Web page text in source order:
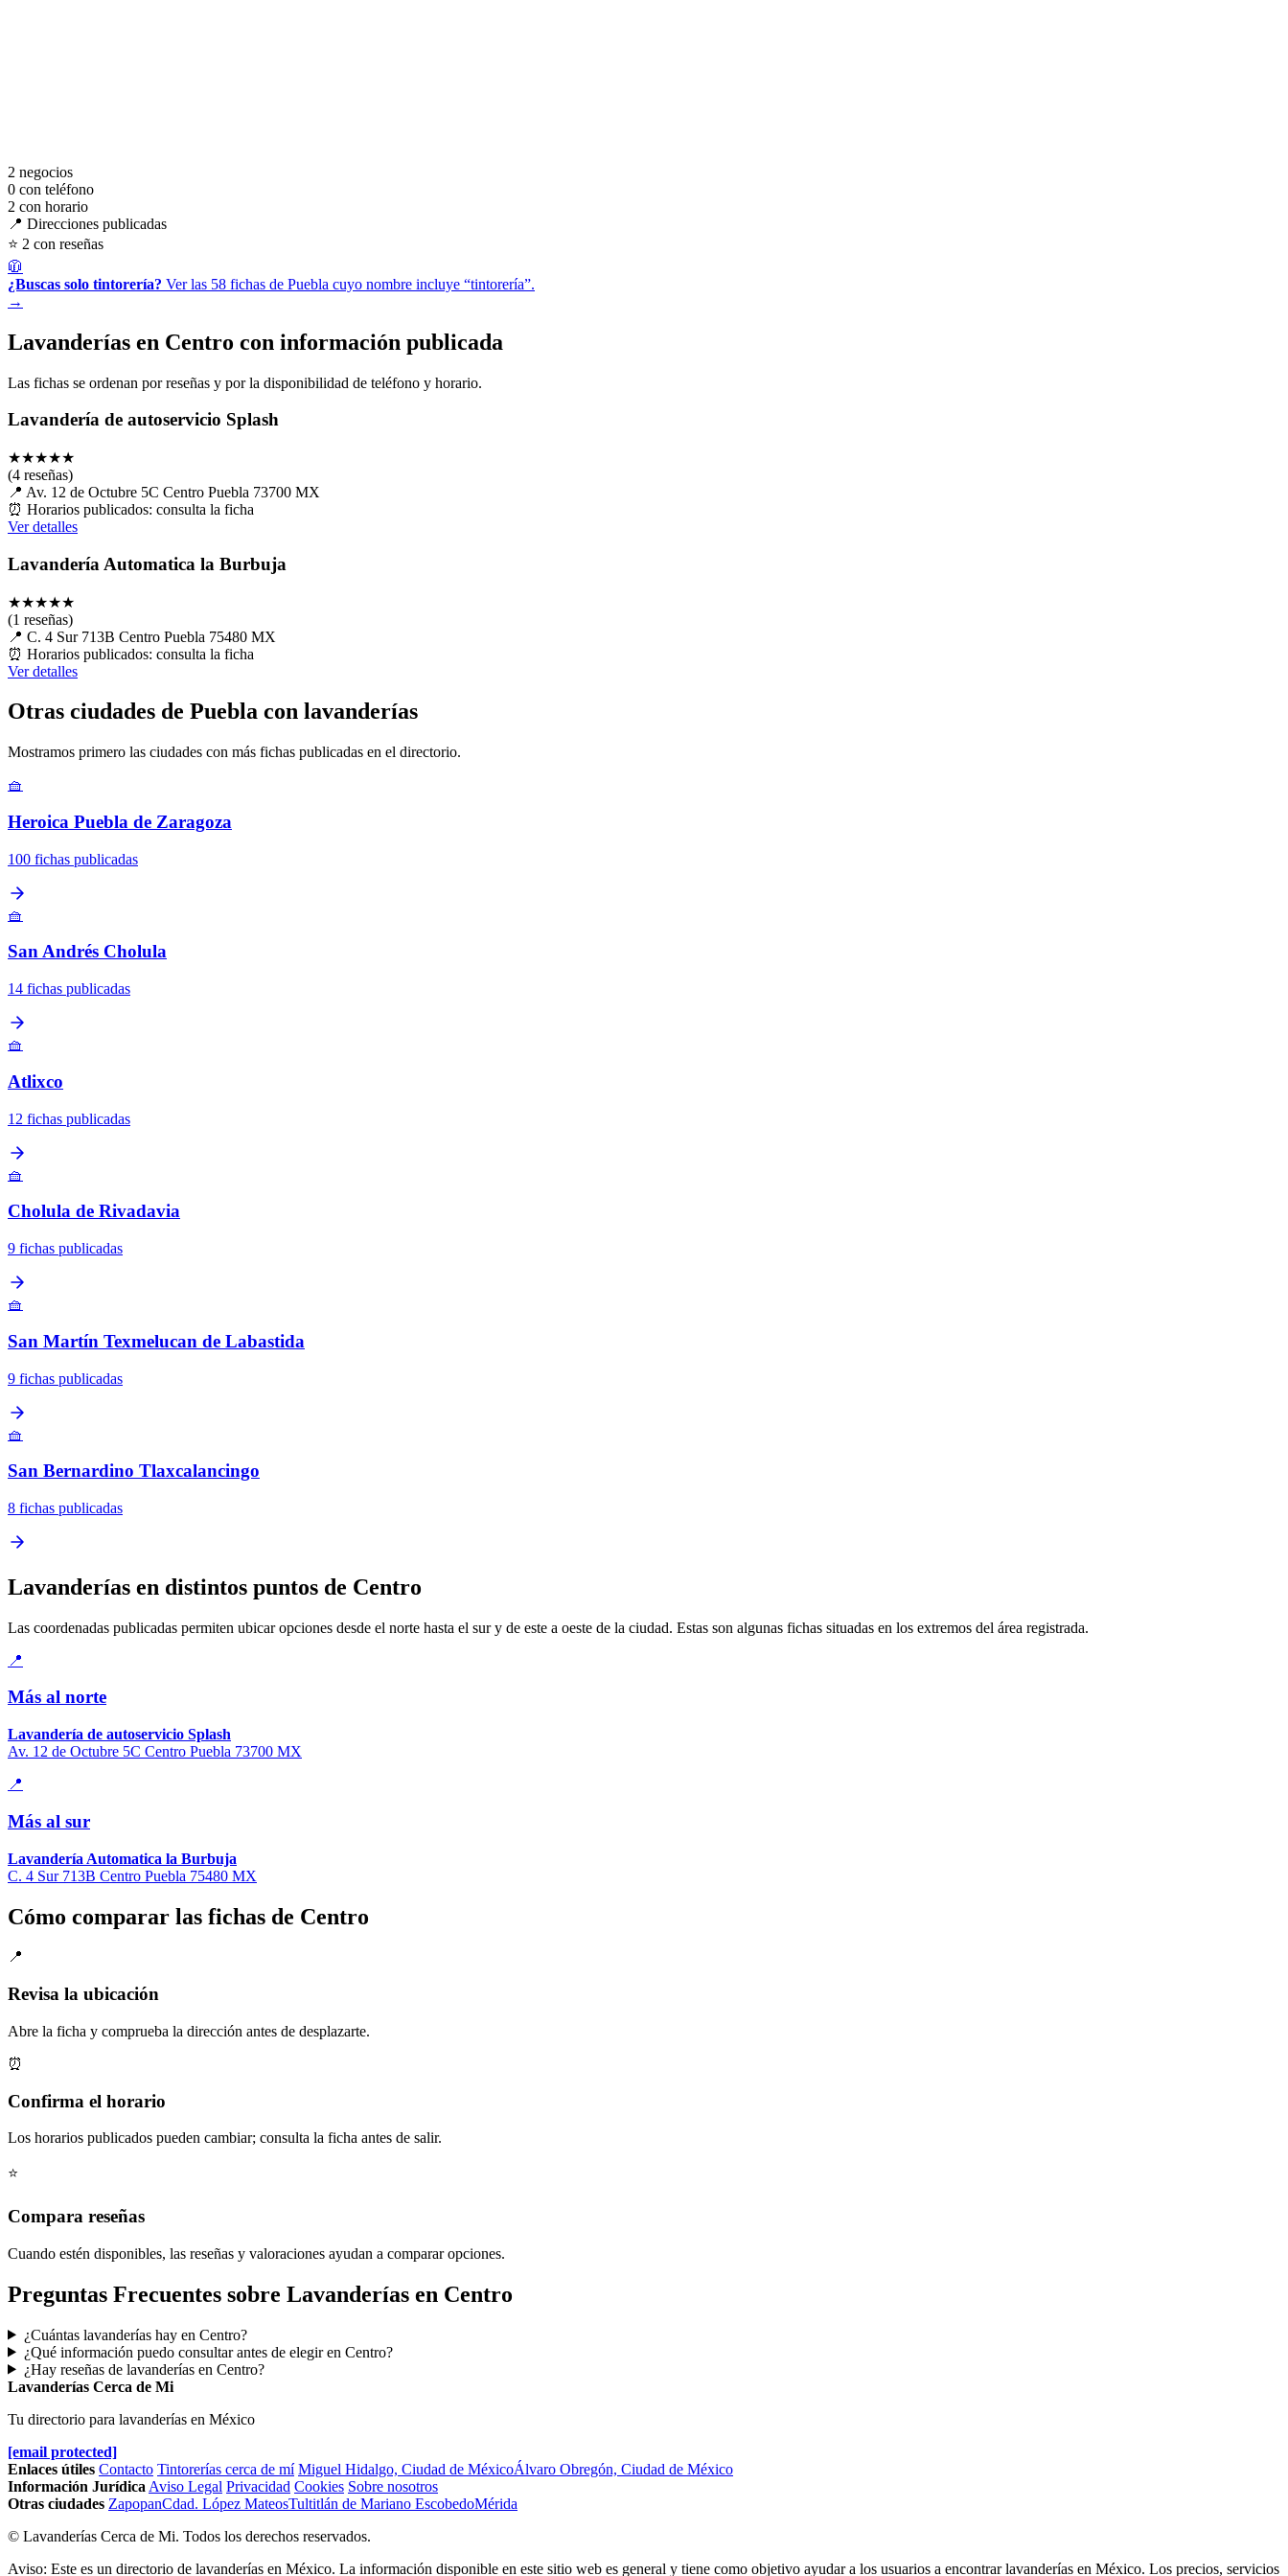
2 negocios
0 con teléfono
2 con horario
📍 Direcciones publicadas
⭐ 2 con reseñas
🧥
¿Buscas solo tintorería? Ver las 58 fichas de Puebla cuyo nombre incluye “tintorería”.
→
Lavanderías en Centro con información publicada
Las fichas se ordenan por reseñas y por la disponibilidad de teléfono y horario.
Lavandería de autoservicio Splash
★★★★★
(4 reseñas)
📍 Av. 12 de Octubre 5C Centro Puebla 73700 MX
⏰ Horarios publicados: consulta la ficha
Ver detalles
Lavandería Automatica la Burbuja
★★★★★
(1 reseñas)
📍 C. 4 Sur 713B Centro Puebla 75480 MX
⏰ Horarios publicados: consulta la ficha
Ver detalles
Otras ciudades de Puebla con lavanderías
Mostramos primero las ciudades con más fichas publicadas en el directorio.
🧺
Heroica Puebla de Zaragoza
100 fichas publicadas
🧺
San Andrés Cholula
14 fichas publicadas
🧺
Atlixco
12 fichas publicadas
🧺
Cholula de Rivadavia
9 fichas publicadas
🧺
San Martín Texmelucan de Labastida
9 fichas publicadas
🧺
San Bernardino Tlaxcalancingo
8 fichas publicadas
Lavanderías en distintos puntos de Centro
Las coordenadas publicadas permiten ubicar opciones desde el norte hasta el sur y de este a oeste de la ciudad. Estas son algunas fichas situadas en los extremos del área registrada.
📍
Más al norte
Lavandería de autoservicio Splash
Av. 12 de Octubre 5C Centro Puebla 73700 MX
📍
Más al sur
Lavandería Automatica la Burbuja
C. 4 Sur 713B Centro Puebla 75480 MX
Cómo comparar las fichas de Centro
📍
Revisa la ubicación
Abre la ficha y comprueba la dirección antes de desplazarte.
⏰
Confirma el horario
Los horarios publicados pueden cambiar; consulta la ficha antes de salir.
⭐
Compara reseñas
Cuando estén disponibles, las reseñas y valoraciones ayudan a comparar opciones.
Preguntas Frecuentes sobre Lavanderías en Centro
¿Cuántas lavanderías hay en Centro?
¿Qué información puedo consultar antes de elegir en Centro?
¿Hay reseñas de lavanderías en Centro?
Lavanderías Cerca de Mi
Tu directorio para lavanderías en México
[email protected]
Enlaces útiles Contacto Tintorerías cerca de mí Miguel Hidalgo, Ciudad de MéxicoÁlvaro Obregón, Ciudad de México
Información Jurídica Aviso Legal Privacidad Cookies Sobre nosotros
Otras ciudades ZapopanCdad. López MateosTultitlán de Mariano EscobedoMérida
© Lavanderías Cerca de Mi. Todos los derechos reservados.
Aviso: Este es un directorio de lavanderías en México. La información disponible en este sitio web es general y tiene como objetivo ayudar a los usuarios a encontrar lavanderías en México. Los precios, servicios